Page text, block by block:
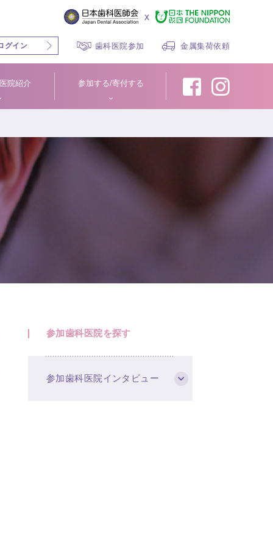
x
グイン 歯科医院参加 金属集荷依頼
院紹介 参加する/寄付する
参加歯科医院を探す
参加歯科医院インタビュー